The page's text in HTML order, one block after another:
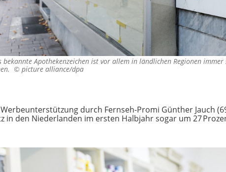
bekannte Apothekenzeichen ist vor allem in ländlichen Regionen immer
© picture alliance/dpa
durch Fernseh-Promi Günther Jauch
in den Niederlanden im ersten Halbjahr sogar um 27